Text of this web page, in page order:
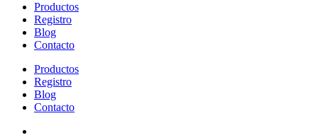
Productos
Registro
Blog
Contacto
Productos
Registro
Blog
Contacto